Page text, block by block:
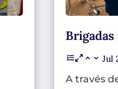
Jul
A través